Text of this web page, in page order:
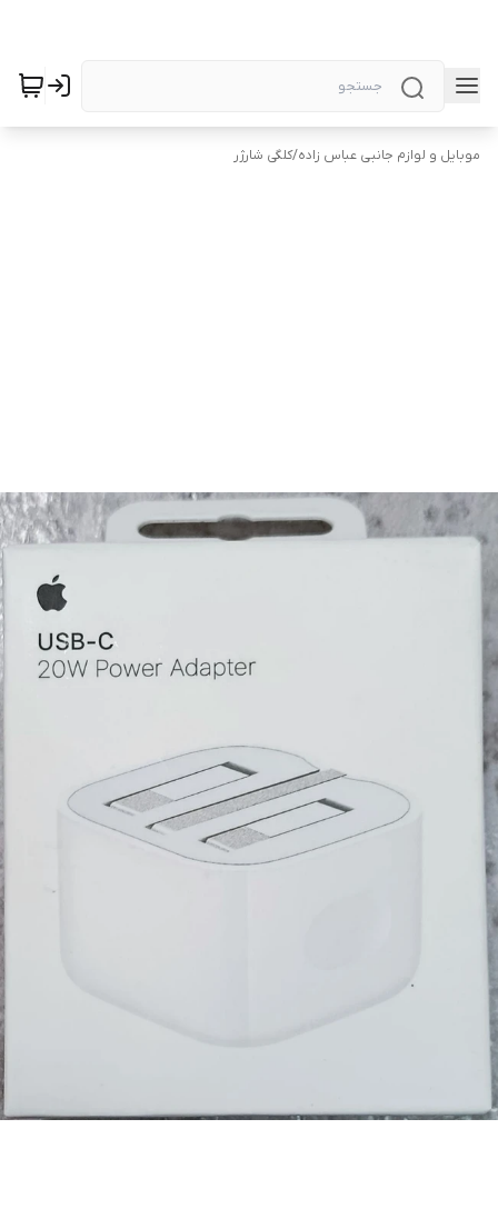
موبایل و لوازم جانبی عباس زاده/کلگی شارژر